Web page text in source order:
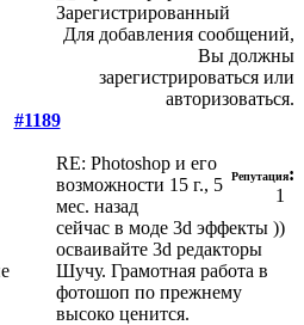
Зарегистрированный
Для добавления сообщений,
Вы должны
зарегистрироваться или
авторизоваться.
#1189
RE: Photoshop и его
возможности 15 г., 5
мес. назад
Репутация:
1
сейчас в моде 3d эффекты ))
осваивайте 3d редакторы
Шучу. Грамотная работа в
фотошоп по прежнему
высоко ценится.